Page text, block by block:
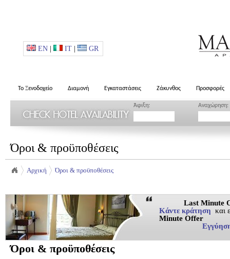
EN IT GR
Το Ξενοδοχείο Διαμονή Εγκαταστάσεις Ζάκυνθος Προσφορές
Άφιξη: Αναχώρηση:
Όροι & προϋποθέσεις
Αρχική Όροι & προϋποθέσεις
Last Minute
Κάντε κράτηση και
Minute Offer
Όροι & προϋποθέσεις